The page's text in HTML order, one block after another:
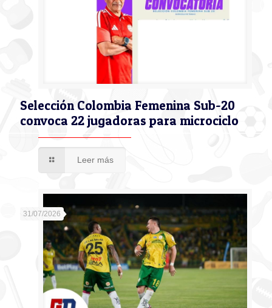
Selección Colombia Femenina Sub-20
convoca 22 jugadoras para microciclo
Leer más
31/07/2026